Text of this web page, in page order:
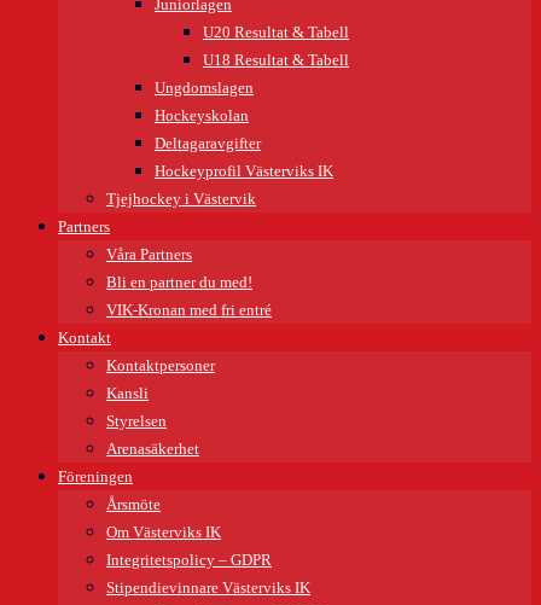
Juniorlagen
U20 Resultat & Tabell
U18 Resultat & Tabell
Ungdomslagen
Hockeyskolan
Deltagaravgifter
Hockeyprofil Västerviks IK
Tjejhockey i Västervik
Partners
Våra Partners
Bli en partner du med!
VIK-Kronan med fri entré
Kontakt
Kontaktpersoner
Kansli
Styrelsen
Arenasäkerhet
Föreningen
Årsmöte
Om Västerviks IK
Integritetspolicy – GDPR
Stipendievinnare Västerviks IK